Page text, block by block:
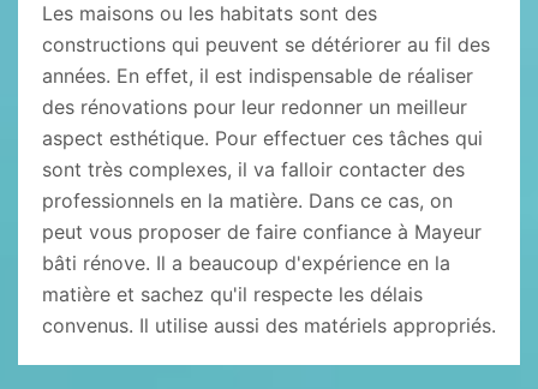
Les maisons ou les habitats sont des
constructions qui peuvent se détériorer au fil des
années. En effet, il est indispensable de réaliser
des rénovations pour leur redonner un meilleur
aspect esthétique. Pour effectuer ces tâches qui
sont très complexes, il va falloir contacter des
professionnels en la matière. Dans ce cas, on
peut vous proposer de faire confiance à Mayeur
bâti rénove. Il a beaucoup d'expérience en la
matière et sachez qu'il respecte les délais
convenus. Il utilise aussi des matériels appropriés.